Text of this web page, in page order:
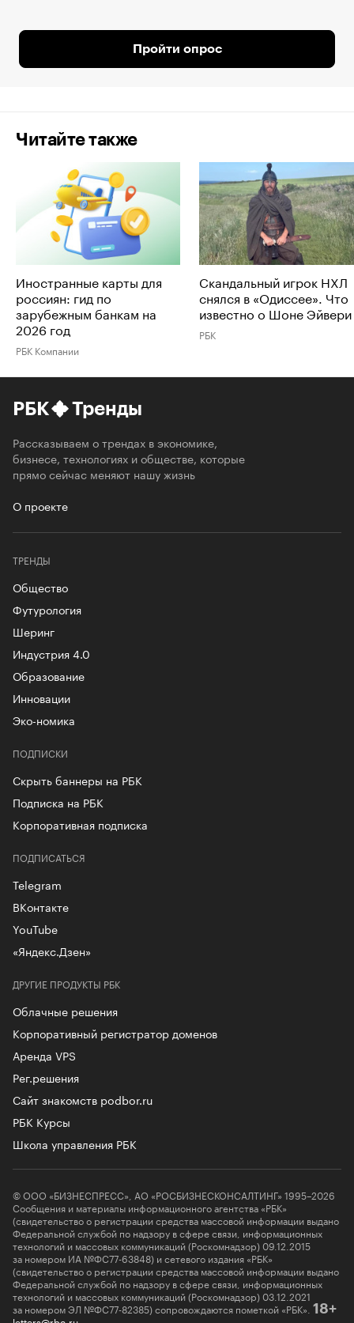
Пройти опрос
Читайте также
Иностранные карты для
россиян: гид по
зарубежным банкам на
2026 год
РБК Компании
Скандальный игрок НХЛ
снялся в «Одиссее». Что
известно о Шоне Эйвери
РБК
РБК Тренды
Рассказываем о трендах в экономике,
бизнесе, технологиях и обществе, которые
прямо сейчас меняют нашу жизнь
О проекте
ТРЕНДЫ
Общество
Футурология
Шеринг
Индустрия 4.0
Образование
Инновации
Эко-номика
ПОДПИСКИ
Скрыть баннеры на РБК
Подписка на РБК
Корпоративная подписка
ДРУГИЕ ПРОДУКТЫ РБК
Облачные решения
Корпоративный регистратор доменов
Аренда VPS
Рег.решения
Сайт знакомств podbor.ru
РБК Курсы
Школа управления РБК
ПОДПИСАТЬСЯ
Telegram
ВКонтакте
YouTube
«Яндекс.Дзен»
© ООО «БИЗНЕСПРЕСС», АО «РОСБИЗНЕСКОНСАЛТИНГ» 1995–2026
Сообщения и материалы информационного агентства «РБК»
(свидетельство о регистрации средства массовой информации выдано
Федеральной службой по надзору в сфере связи, информационных
технологий и массовых коммуникаций (Роскомнадзор) 09.12.2015
за номером ИА №ФС77-63848) и сетевого издания «РБК»
(свидетельство о регистрации средства массовой информации выдано
Федеральной службой по надзору в сфере связи, информационных
технологий и массовых коммуникаций (Роскомнадзор) 03.12.2021
за номером ЭЛ №ФС77-82385) сопровождаются пометкой «РБК». 18+